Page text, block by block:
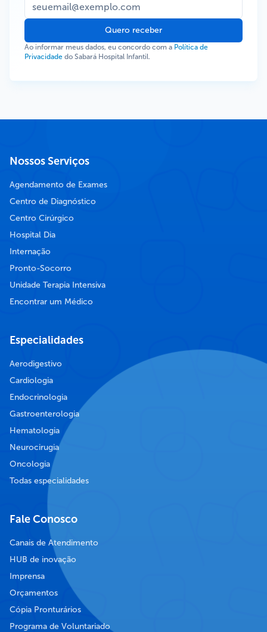
Quero receber
Ao informar meus dados, eu concordo com a Política de
Privacidade do Sabará Hospital Infantil.
Nossos Serviços
Agendamento de Exames
Centro de Diagnóstico
Centro Cirúrgico
Hospital Dia
Internação
Pronto-Socorro
Unidade Terapia Intensiva
Encontrar um Médico
Especialidades
Aerodigestivo
Cardiologia
Endocrinologia
Gastroenterologia
Hematologia
Neurocirugia
Oncologia
Todas especialidades
Fale Conosco
Canais de Atendimento
HUB de inovação
Imprensa
Orçamentos
Cópia Pronturários
Programa de Voluntariado